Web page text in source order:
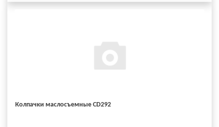
Колпачки маслосъемные CD292